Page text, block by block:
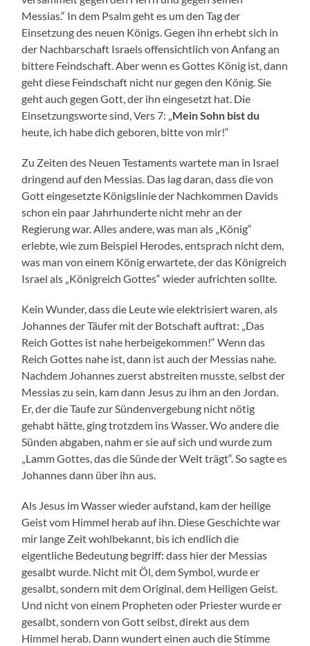
Messias.“ In dem Psalm geht es um den Tag der
Einsetzung des neuen Königs. Gegen ihn erhebt sich in
der Nachbarschaft Israels offensichtlich von Anfang an
bittere Feindschaft. Aber wenn es Gottes König ist, dann
geht diese Feindschaft nicht nur gegen den König. Sie
geht auch gegen Gott, der ihn eingesetzt hat. Die
Einsetzungsworte sind, Vers 7: „Mein Sohn bist du
heute, ich habe dich geboren, bitte von mir!“
Zu Zeiten des Neuen Testaments wartete man in Israel
dringend auf den Messias. Das lag daran, dass die von
Gott eingesetzte Königslinie der Nachkommen Davids
schon ein paar Jahrhunderte nicht mehr an der
Regierung war. Alles andere, was man als „König“
erlebte, wie zum Beispiel Herodes, entsprach nicht dem,
was man von einem König erwartete, der das Königreich
Israel als „Königreich Gottes“ wieder aufrichten sollte.
Kein Wunder, dass die Leute wie elektrisiert waren, als
Johannes der Täufer mit der Botschaft auftrat: „Das
Reich Gottes ist nahe herbeigekommen!“ Wenn das
Reich Gottes nahe ist, dann ist auch der Messias nahe.
Nachdem Johannes zuerst abstreiten musste, selbst der
Messias zu sein, kam dann Jesus zu ihm an den Jordan.
Er, der die Taufe zur Sündenvergebung nicht nötig
gehabt hätte, ging trotzdem ins Wasser. Wo andere die
Sünden abgaben, nahm er sie auf sich und wurde zum
„Lamm Gottes, das die Sünde der Welt trägt“. So sagte es
Johannes dann über ihn aus.
Als Jesus im Wasser wieder aufstand, kam der heilige
Geist vom Himmel herab auf ihn. Diese Geschichte war
mir lange Zeit wohlbekannt, bis ich endlich die
eigentliche Bedeutung begriff: dass hier der Messias
gesalbt wurde. Nicht mit Öl, dem Symbol, wurde er
gesalbt, sondern mit dem Original, dem Heiligen Geist.
Und nicht von einem Propheten oder Priester wurde er
gesalbt, sondern von Gott selbst, direkt aus dem
Himmel herab. Dann wundert einen auch die Stimme